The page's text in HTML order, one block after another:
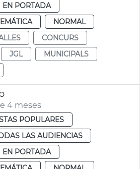
EN PORTADA
NORMAL
CONCURS
JGL
MUNICIPALS
4 meses
POPULARES
LAS AUDIENCIAS
EN PORTADA